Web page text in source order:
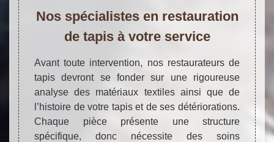
Nos spécialistes en restauration
de tapis à votre service
Avant toute intervention, nos restaurateurs de
tapis devront se fonder sur une rigoureuse
analyse des matériaux textiles ainsi que de
l’histoire de votre tapis et de ses détériorations.
Chaque pièce présente une structure
spécifique, donc nécessite des soins